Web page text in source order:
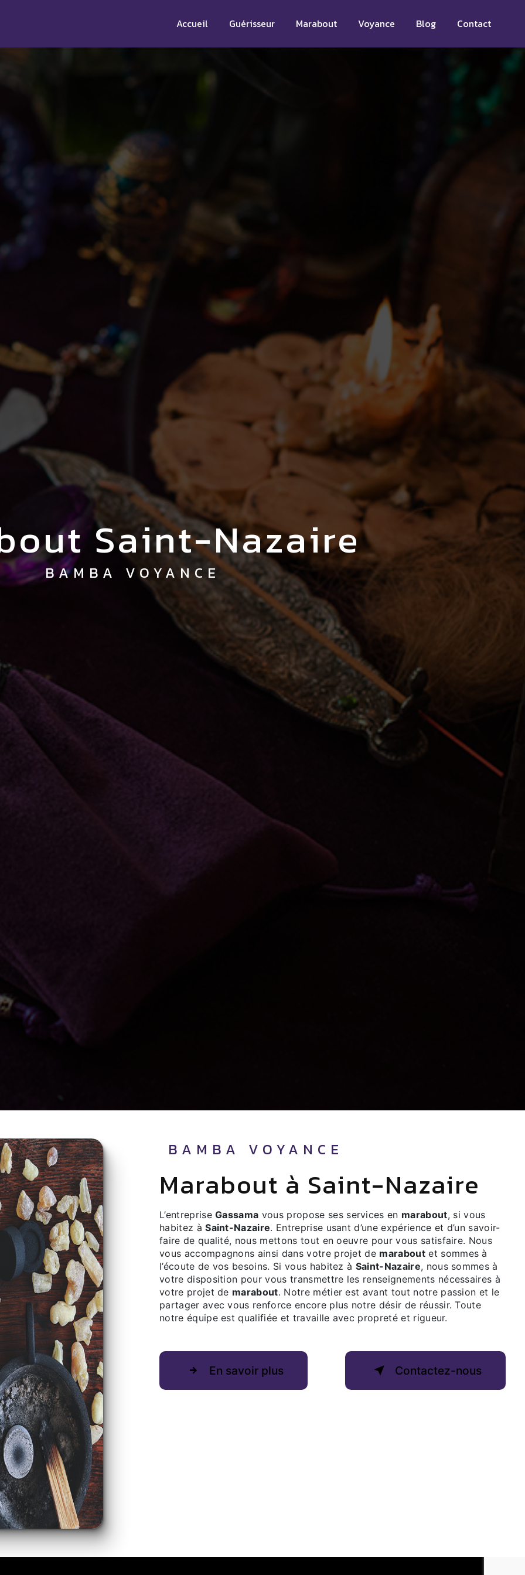
Accueil Guérisseur Marabout Voyance Blog Contact
Saint-Nazaire
BAMBA VOYANCE
BAMBA VOYANCE
marabout à Saint-Nazaire
L’entrepriseGassama vous propose ses services en marabout, si vous
habitez àSaint-Nazaire. Entreprise usant d’une expérience et d’un savoir-
faire de qualité, nous mettons tout en oeuvre pour vous satisfaire. Nous
vous accompagnons ainsi dans votre projet de maraboutet sommes à
l’écoute de vos besoins. Si vous habitez à Saint-Nazaire, nous sommes à
votre disposition pour vous transmettre les renseignements nécessaires à
votre projet de marabout. Notre métier est avant tout notre passion et le
partager avec vous renforce encore plus notre désir de réussir. Toute
notre équipe est qualifiée et travaille avec propreté et rigueur.
En savoir plus Contactez-nous